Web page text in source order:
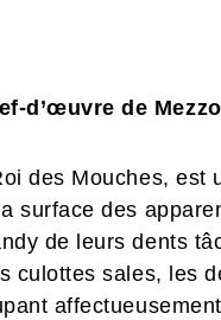
d’œuvre de
des Mouches, est
surface des
de leurs dents
culottes sales, les